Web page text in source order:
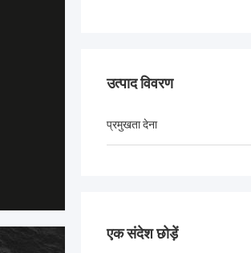
उत्पाद विवरण
प्रमुखता देना
एक संदेश छोड़ें